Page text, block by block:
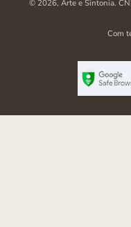
© 2026, Arte e Sintonia.
Com